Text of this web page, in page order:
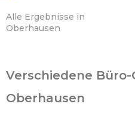
Alle Ergebnisse in
Oberhausen
Verschiedene
Oberhausen